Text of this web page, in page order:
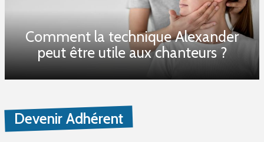
Comment la technique Alexander
peut être utile aux chanteurs ?
Devenir Adhérent